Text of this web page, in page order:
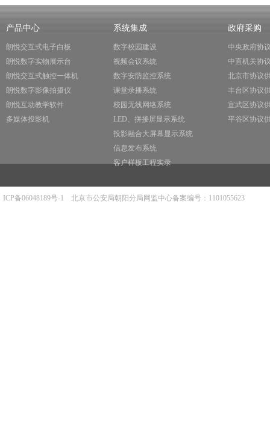
产品中心
朗悦交互式电子白板
朗悦数字实物展示台
朗悦交互式触控一体机
朗悦数字影像拍摄仪
朗悦互动教学软件
多媒体投影机
系统集成
数字校园建设
视频会议系统
数字安防监控系统
课堂录播系统
校园无线网络系统
LED、拼接屏显示系统
投影融合大屏幕显示系统
信息发布系统
客户样板工程实录
政府采购
中央政府协
中直机关协
北京市协议
丰台区协议
宣武区协议
平谷区协议
ICP备06048189号-1 北京市公安局朝阳分局网监中心备案编号：1101055623